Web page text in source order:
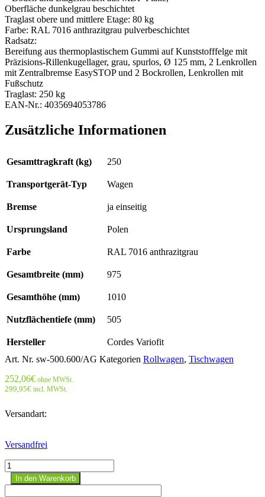
Oberfläche dunkelgrau beschichtet
Traglast obere und mittlere Etage: 80 kg
Farbe: RAL 7016 anthrazitgrau pulverbeschichtet
Radsatz:
Bereifung aus thermoplastischem Gummi auf Kunststofffelge mit
Präzisions-Rillenkugellager, grau, spurlos, Ø 125 mm, 2 Lenkrollen
mit Zentralbremse EasySTOP und 2 Bockrollen, Lenkrollen mit
Fußschutz
Traglast: 250 kg
EAN-Nr.: 4035694053786
Zusätzliche Informationen
Gesamttragkraft (kg) 250
Transportgerät-Typ Wagen
Bremse ja einseitig
Ursprungsland Polen
Farbe RAL 7016 anthrazitgrau
Gesamtbreite (mm) 975
Gesamthöhe (mm) 1010
Nutzflächentiefe (mm) 505
Hersteller
Cordes Variofit
Art. Nr. sw-500.600/AG Kategorien Rollwagen, Tischwagen
252,06€ ohne MWSt.
299,95€ incl. MWSt.
Versandart:
Versandfrei
Tischwagen
mit
3
In den Warenkorb